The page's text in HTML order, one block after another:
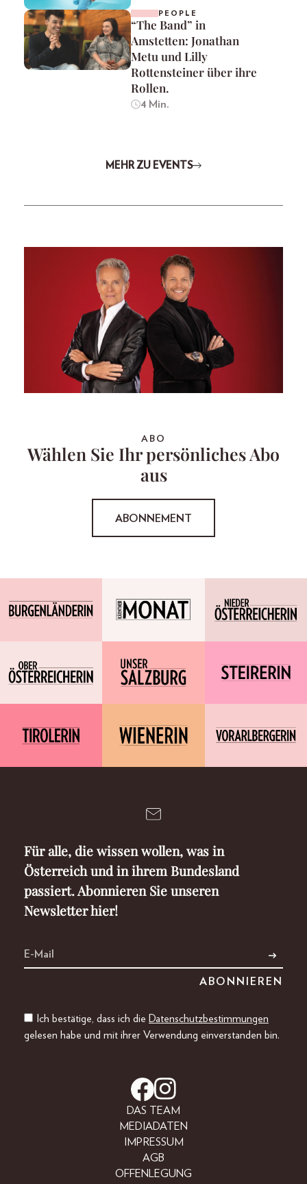
PEOPLE
“The Band” in
Amstetten: Jonathan
Metu und Lilly
Rottensteiner über ihre
Rollen.
4 Min.
MEHR ZU EVENTS
ABO
Wählen Sie Ihr persönliches Abo
aus
ABONNEMENT
Für alle, die wissen wollen, was in
Österreich und in ihrem Bundesland
passiert. Abonnieren Sie unseren
Newsletter hier!
Ich bestätige, dass ich die Datenschutzbestimmungen
gelesen habe und mit ihrer Verwendung einverstanden bin.
DAS TEAM
MEDIADATEN
IMPRESSUM
AGB
OFFENLEGUNG